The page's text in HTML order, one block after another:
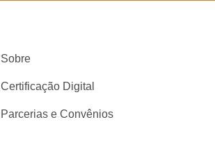
Sobre
Certificação Digital
Parcerias e Convênios